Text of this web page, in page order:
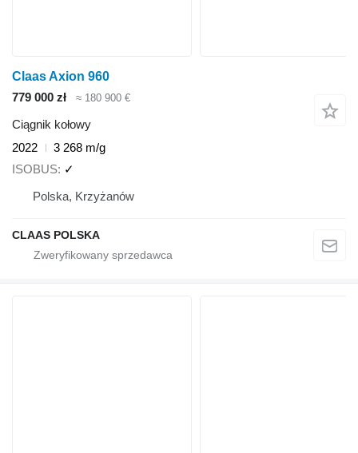
Claas Axion 960
779 000 zł
≈ 180 900 €
Ciągnik kołowy
2022
3 268 m/g
ISOBUS ✓
Polska, Krzyżanów
CLAAS POLSKA